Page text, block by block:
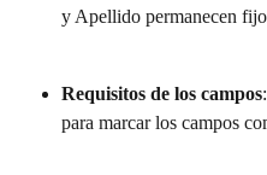
y Apellido permanecen
Requisitos de los campos
para marcar los campos